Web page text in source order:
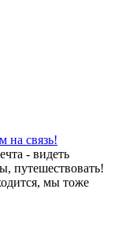
на связь!
- видеть
путешествовать!
мы тоже